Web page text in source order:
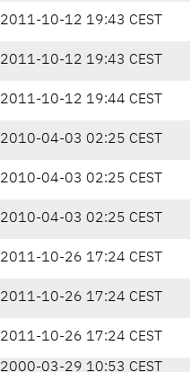
2011-10-12 19:43 CEST
2011-10-12 19:43 CEST
2011-10-12 19:44 CEST
2010-04-03 02:25 CEST
2010-04-03 02:25 CEST
2010-04-03 02:25 CEST
2011-10-26 17:24 CEST
2011-10-26 17:24 CEST
2011-10-26 17:24 CEST
2000-03-29 10:53 CEST